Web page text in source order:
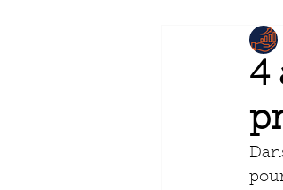
Gestion
Problème
4